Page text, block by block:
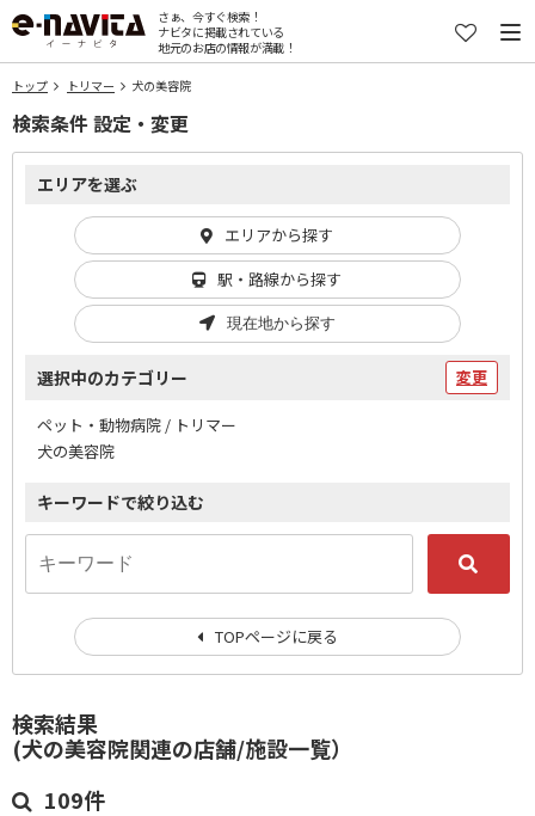
さぁ、今すぐ検索！
ナビタに掲載されている
地元のお店の情報が満載！
トップ トリマー 犬の美容院
検索結果
(犬の美容院関連の店舗/施設一覧）
109件
検索条件 設定・変更
エリアを選ぶ
エリアから探す
駅・路線から探す
現在地から探す
選択中のカテゴリー 変更
ペット・動物病院 / トリマー
犬の美容院
キーワードで絞り込む
TOPページに戻る